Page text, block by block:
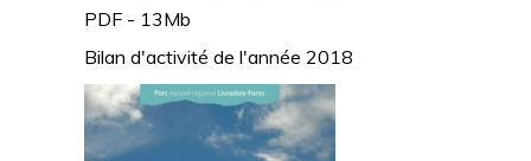
PDF - 13Mb
Bilan d'activité de l'année 2018